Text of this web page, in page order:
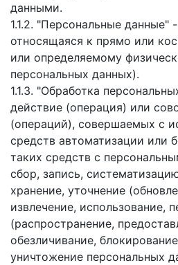
данными.
1.1.2. "Персональные
относящаяся к прямо или
или определяемому
персональных данных).
1.1.3. "Обработка
действие (операция) или
(операций), совершаемых с
средств автоматизации или
таких средств с
сбор, запись,
хранение, уточнение
извлечение, использование,
(распространение,
обезличивание,
уничтожение персональных